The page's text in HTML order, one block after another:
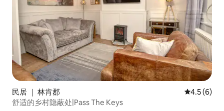
民居 ｜ 林肯郡 平均评分
4.5 (6)
舒适的乡村隐蔽处|Pass The Keys